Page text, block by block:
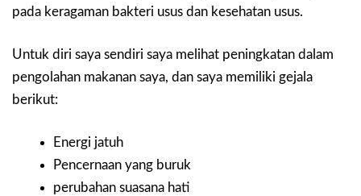
pada keragaman bakteri usus dan kesehatan usus.
Untuk diri saya sendiri saya melihat peningkatan dalam
pengolahan makanan saya, dan saya memiliki gejala
berikut:
Energi jatuh
Pencernaan yang buruk
perubahan suasana hati